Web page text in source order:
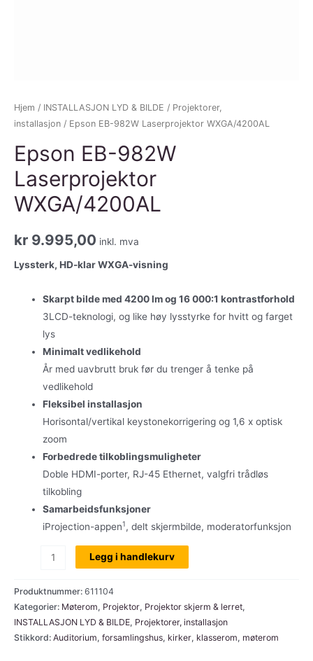
Hjem / INSTALLASJON LYD & BILDE / Projektorer,
installasjon / Epson EB-982W Laserprojektor WXGA/4200AL
Epson EB-982W
Laserprojektor
WXGA/4200AL
kr 9.995,00 inkl. mva
Lyssterk, HD-klar WXGA-visning
Skarpt bilde med 4200 lm og 16 000:1 kontrastforhold
3LCD-teknologi, og like høy lysstyrke for hvitt og farget
lys
Minimalt vedlikehold
År med uavbrutt bruk før du trenger å tenke på
vedlikehold
Fleksibel installasjon
Horisontal/vertikal keystonekorrigering og 1,6 x optisk
zoom
Forbedrede tilkoblingsmuligheter
Doble HDMI-porter, RJ-45 Ethernet, valgfri trådløs
tilkobling
Samarbeidsfunksjoner
iProjection-appen1, delt skjermbilde, moderatorfunksjon
982W
Laserprojektor
WXGA/4200AL
antall
Legg i handlekurv
Produktnummer: 611104
Kategorier: Møterom, Projektor, Projektor skjerm & lerret,
INSTALLASJON LYD & BILDE, Projektorer, installasjon
Stikkord: Auditorium, forsamlingshus, kirker, klasserom, møterom